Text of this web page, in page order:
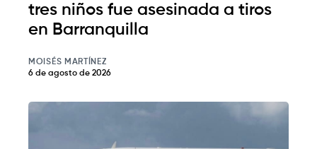
tres niños fue asesinada a tiros
en Barranquilla
MOISÉS MARTÍNEZ
6 de agosto de 2026